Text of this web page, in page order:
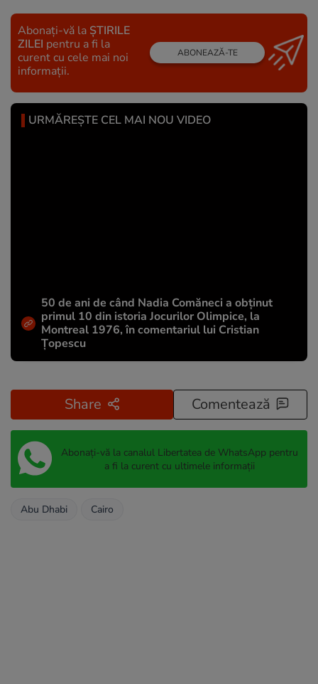
Abonați-vă la ȘTIRILE
ZILEI pentru a fi la
curent cu cele mai noi
informații.
ABONEAZĂ-TE
URMĂREȘTE CEL MAI NOU VIDEO
50 de ani de când Nadia Comăneci a obţinut
primul 10 din istoria Jocurilor Olimpice, la
Montreal 1976, în comentariul lui Cristian
Țopescu
Share Comentează
Abonați-vă la canalul Libertatea de WhatsApp pentru
a fi la curent cu ultimele informații
Abu Dhabi Cairo